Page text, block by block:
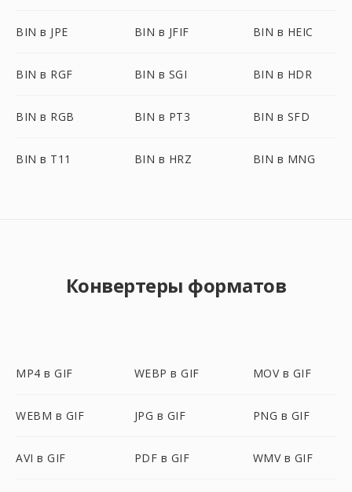
BIN в JPE BIN в JFIF BIN в HEIC
BIN в RGF BIN в SGI BIN в HDR
BIN в RGB BIN в PT3 BIN в SFD
BIN в T11 BIN в HRZ BIN в MNG
Конвертеры форматов
MP4 в GIF WEBP в GIF MOV в GIF
WEBM в GIF JPG в GIF PNG в GIF
AVI в GIF PDF в GIF WMV в GIF